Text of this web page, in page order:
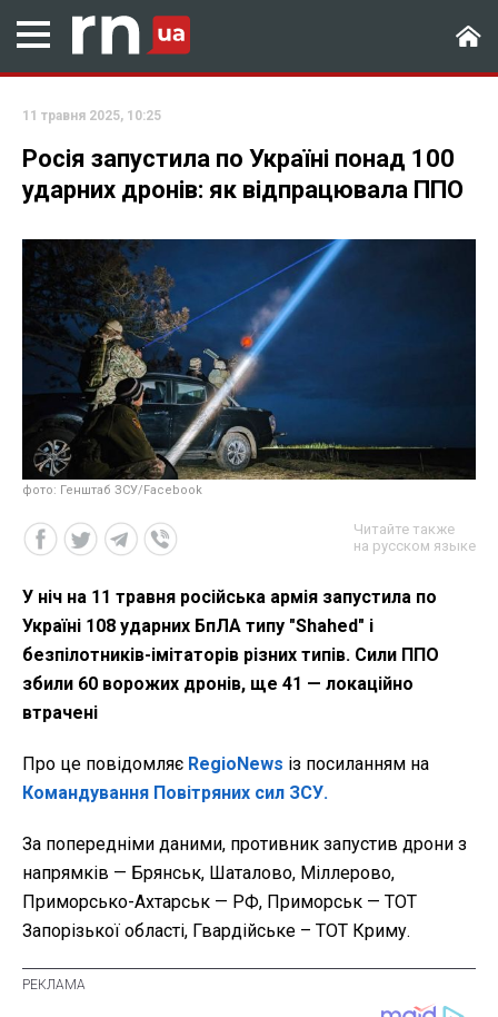
11 травня 2025, 10:25
Росія запустила по Україні понад 100
ударних дронів: як відпрацювала ППО
фото: Генштаб ЗСУ/Facebook
Читайте также
на русском языке
У ніч на 11 травня російська армія запустила по
Україні 108 ударних БпЛА типу "Shahed" і
безпілотників-імітаторів різних типів. Сили ППО
збили 60 ворожих дронів, ще 41 — локаційно
втрачені
Про це повідомляє RegioNews із посиланням на
Командування Повітряних сил ЗСУ.
За попередніми даними, противник запустив дрони з
напрямків — Брянськ, Шаталово, Міллерово,
Приморсько-Ахтарськ — РФ, Приморськ — ТОТ
Запорізької області, Гвардійське – ТОТ Криму.